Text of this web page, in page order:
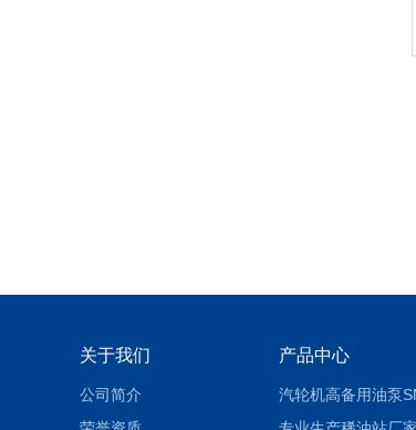
关于我们
公司简介
产品中心